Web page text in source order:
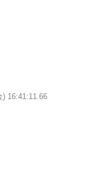
) 16:41:11.66